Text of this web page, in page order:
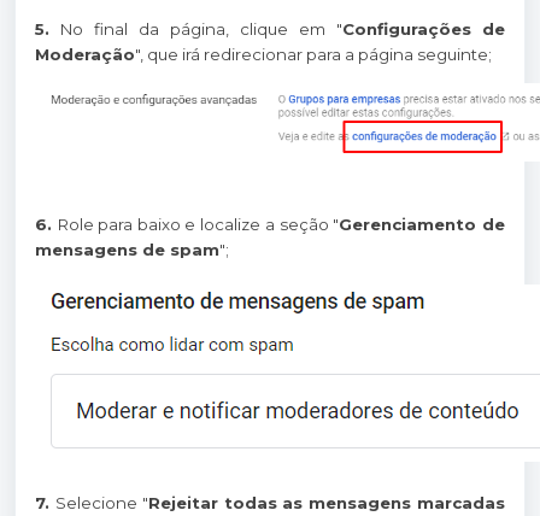
5. No final da página, clique em "Configurações
de
Moderação", que irá redirecionar para a página seguinte;
6. Role para baixo e localize a seção "Gerenciamento de
mensagens de spam";
7. Selecione "Rejeitar todas as mensagens marcadas